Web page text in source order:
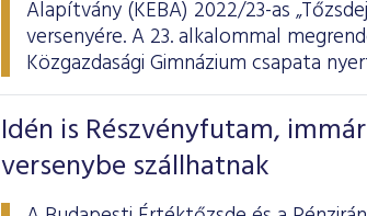
Alapítvány (KEBA) 2022/23-as
versenyére. A 23. alkalommal
Közgazdasági Gimnázium csapata
Idén is Részvényfutam,
versenybe szállhatnak